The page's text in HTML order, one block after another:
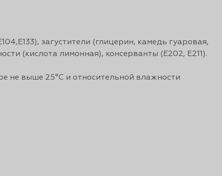
загустители (глицерин, камедь гуаровая,
(кислота лимонная), консерванты (Е202, Е211).
не выше 25°С и относительной влажности